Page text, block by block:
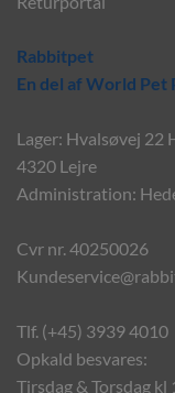
Rabbitpet
En del af World Pet
Lager: Hvalsøvej 22
4320 Lejre
Administration:
Cvr nr. 40250026
Tlf. (+45) 3939 4010
Opkald besvares:
Tirsdag & Torsdag